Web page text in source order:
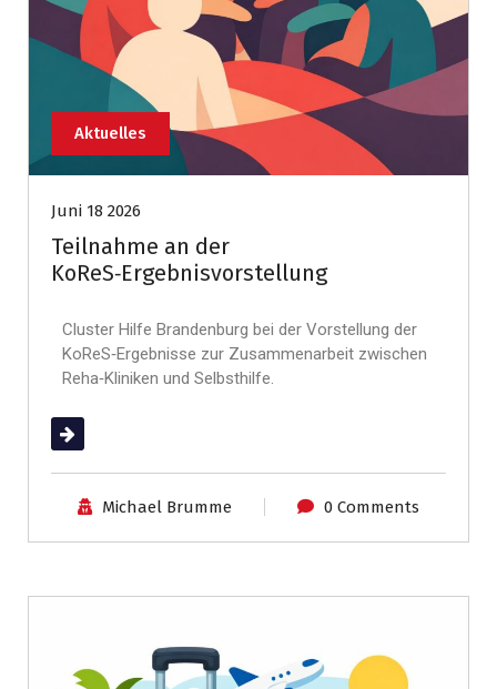
Aktuelles
Juni 18 2026
Teilnahme an der
KoReS‑Ergebnisvorstellung
Cluster Hilfe Brandenburg bei der Vorstellung der
KoReS‑Ergebnisse zur Zusammenarbeit zwischen
Reha‑Kliniken und Selbsthilfe.
(mehr …)
Michael Brumme 0 Comments